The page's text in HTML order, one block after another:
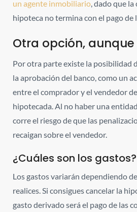
un agente inmobiliario, dado que la
hipoteca no termina con el pago de
Otra opción,
Por otra parte existe la posibilidad
la aprobación del banco, como un
entre el comprador y el vendedor
hipotecada. Al no haber una
corre el riesgo de que las
recaigan sobre el vendedor.
¿Cuáles son los gastos?
Los gastos variarán dependiendo
realices.Si consigues cancelar la
gasto derivado será el pago de las